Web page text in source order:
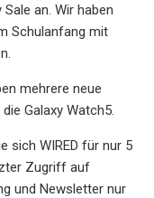
an. Wir haben
Schulanfang mit
mehrere neue
Galaxy Watch5.
sich WIRED für nur 5
Zugriff auf
und Newsletter nur